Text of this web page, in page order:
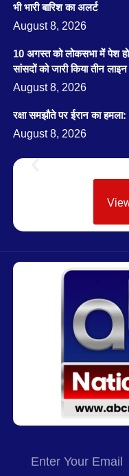
भी भारी बारिश का अलर्ट
August 8, 2026
10 अगस्त को लोकसभा में पेश
सांसदों को जारी किया तीन लाइन
August 8, 2026
रक्षा समझौते पर ईरान का
August 8, 2026